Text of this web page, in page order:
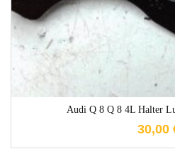
Audi Q 8 Q 8 4L Halter
30,00